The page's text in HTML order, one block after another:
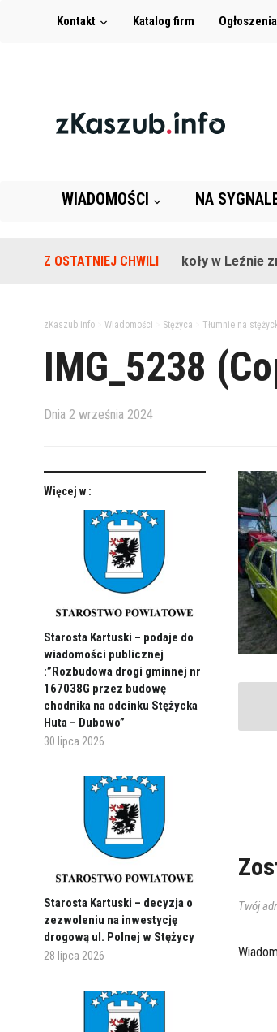
Kontakt Katalog firm Ogłoszenia
WIADOMOŚCI NA
Z OSTATNIEJ CHWILI
Na terenie szkoły w Leźnie
zKaszub.info> Wiadomości Stężyca Tłumnie na
IMG_5238
Dnia 2 września 2024
Więcej w :
Starosta Kartuski – podaje do
wiadomości publicznej
:”Rozbudowa drogi gminnej nr
167038G przez budowę
chodnika na odcinku Stężycka
Huta – Dubowo”
30 lipca 2026
Starosta Kartuski – decyzja o
zezwoleniu na inwestycję
drogową ul. Polnej w Stężycy
28 lipca 2026
Twój